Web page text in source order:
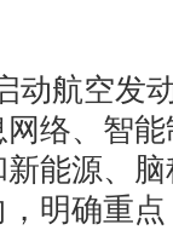
航空发
络、智
能源、
明确重